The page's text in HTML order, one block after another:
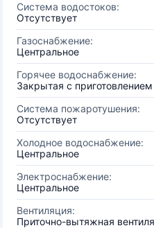
Система водостоков:
Отсутствует
Газоснабжение:
Центральное
Горячее водоснабжение:
Закрытая с
Система пожаротушения:
Отсутствует
Холодное водоснабжение:
Центральное
Электроснабжение:
Центральное
Вентиляция:
Приточно-вытяжная